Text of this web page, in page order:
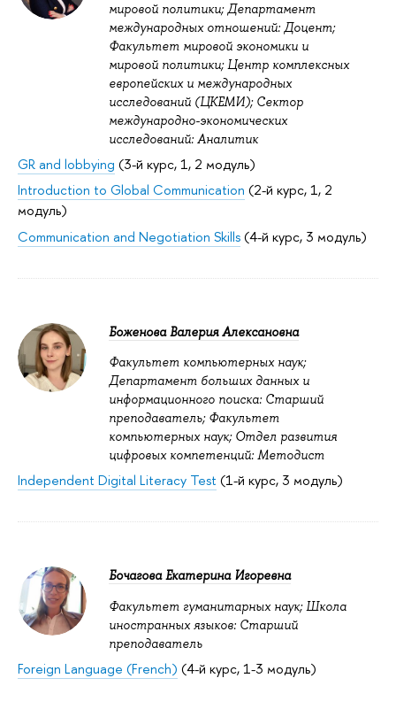
мировой политики; Департамент
международных отношений: Доцент;
Факультет мировой экономики и
мировой политики; Центр комплексных
европейских и международных
исследований (ЦКЕМИ); Сектор
международно-экономических
исследований: Аналитик
GR and lobbying (3-й курс, 1, 2 модуль)
Introduction to Global Communication (2-й курс, 1, 2
модуль)
Communication and Negotiation Skills(4-й курс, 3 модуль)
Боженова Валерия Алексановна
Факультет компьютерных наук;
Департамент больших данных и
информационного поиска: Старший
преподаватель; Факультет
компьютерных наук; Отдел развития
цифровых компетенций: Методист
Independent Digital Literacy Test (1-й курс, 3 модуль)
Бочагова Екатерина Игоревна
Факультет гуманитарных наук; Школа
иностранных языков: Старший
преподаватель
Foreign Language (French) (4-й курс, 1-3 модуль)